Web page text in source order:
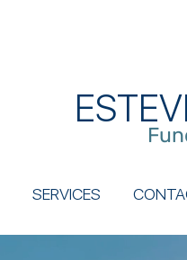
SERVICES